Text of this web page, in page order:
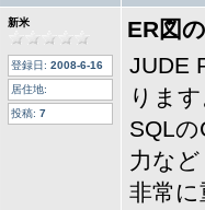
新米
登録日: 2008-6-16
居住地:
投稿: 7
ER図
JUDE
りま
SQL
力など
非常